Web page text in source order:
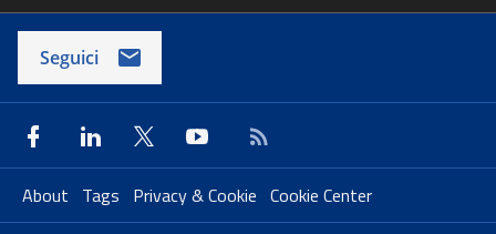
Seguici
About Tags Privacy & Cookie Cookie Center